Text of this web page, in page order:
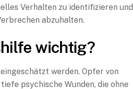
Verhalten zu identifizieren und
abzuhalten.
wichtig?
werden. Opfer von
psychische Wunden, die ohne